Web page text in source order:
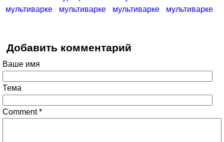
мультиварке
мультиварке
мультиварке
мультиварке
Добавить комментарий
Ваше имя
Тема
Comment*